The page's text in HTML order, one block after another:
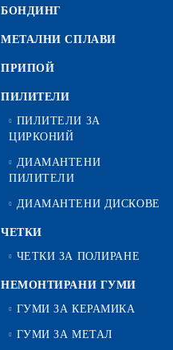
БОНДИНГ
МЕТАЛНИ СПЛАВИ
ПРИПОЙ
ПИЛИТЕЛИ
ПИЛИТЕЛИ ЗА
ЦИРКОНИЙ
ДИАМАНТЕНИ
ПИЛИТЕЛИ
ДИАМАНТЕНИ ДИСКОВЕ
ЧЕТКИ
ЧЕТКИ ЗА ПОЛИРАНЕ
НЕМОНТИРАНИ ГУМИ
ГУМИ ЗА КЕРАМИКА
ГУМИ ЗА МЕТАЛ